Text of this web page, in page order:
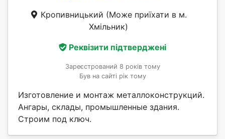
Кропивницький (Може приїхати в м.
Хмільник)
Реквізити підтверджені
Зареєстрований 8 років тому
Був на сайті рік тому
Изготовление и монтаж металлоконструкций.
Ангары, склады, промышленные здания.
Строим под ключ.